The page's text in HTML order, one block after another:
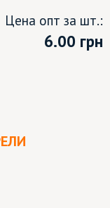
Цена опт за шт.:
6.00 грн